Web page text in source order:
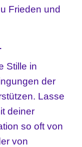
Frieden und
Stille in
der
Lasse
deiner
so oft von
von